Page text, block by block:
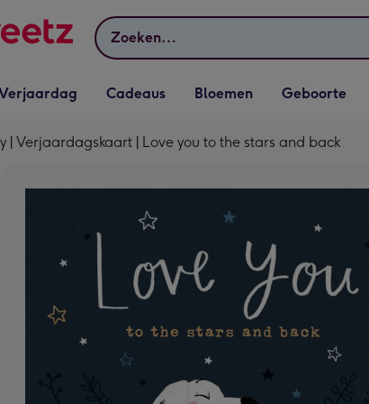
Zoeken
openen
Vervolgkeuzelijst
Cadeaus openen
Cadeaus
Vervolgkeuzelijst
Bloemen openen
Bloemen
Vervolgkeuzelijst
Geboorte openen
Geboorte
| Verjaardagskaart | Love you to the stars and back